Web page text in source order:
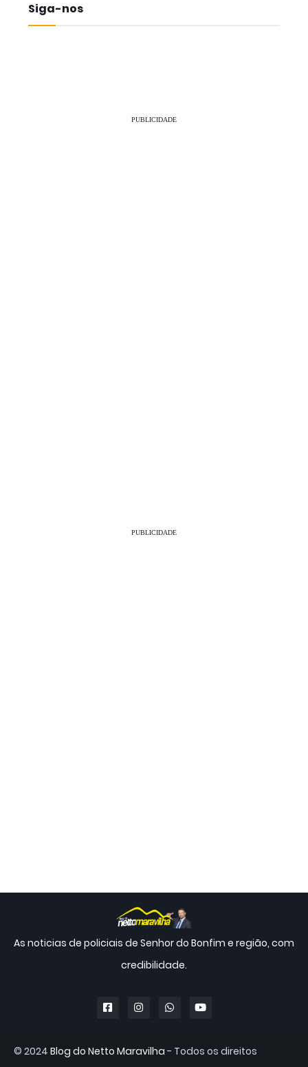
Siga-nos
PUBLICIDADE
PUBLICIDADE
As noticias de policiais de Senhor do Bonfim e região, com
credibilidade.
© 2024 Blog do Netto Maravilha - Todos os direitos